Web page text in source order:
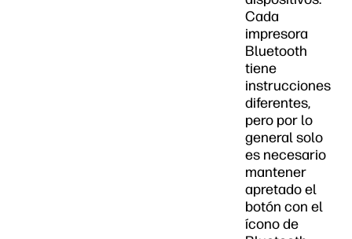
Cada
impresora
Bluetooth
tiene
instrucciones
diferentes,
pero por lo
general solo
es necesario
mantener
apretado el
botón con el
ícono de